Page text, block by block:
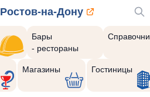
Ростов-на-Дону
Бары
- рестораны
Магазины Гостиницы